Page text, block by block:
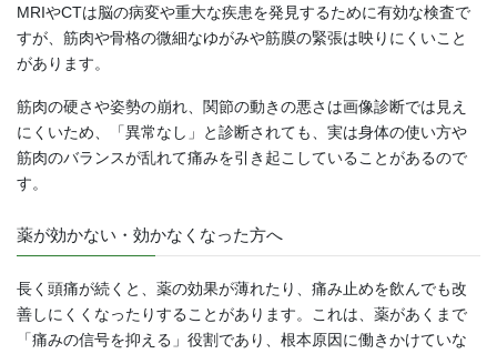
MRIやCTは脳の病変や重大な疾患を発見するために有効な検査で
すが、筋肉や骨格の微細なゆがみや筋膜の緊張は映りにくいこと
があります。
筋肉の硬さや姿勢の崩れ、関節の動きの悪さは画像診断では見え
にくいため、「異常なし」と診断されても、実は身体の使い方や
筋肉のバランスが乱れて痛みを引き起こしていることがあるので
す。
薬が効かない・効かなくなった方へ
長く頭痛が続くと、薬の効果が薄れたり、痛み止めを飲んでも改
善しにくくなったりすることがあります。これは、薬があくまで
「痛みの信号を抑える」役割であり、根本原因に働きかけていな